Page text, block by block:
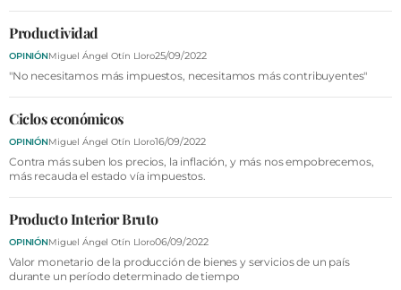
Productividad
OPINIÓNMiguel Ángel Otín Lloro25/09/2022
"No necesitamos más impuestos, necesitamos más contribuyentes"
Ciclos económicos
OPINIÓNMiguel Ángel Otín Lloro16/09/2022
Contra más suben los precios, la inflación, y más nos empobrecemos,
más recauda el estado vía impuestos.
Producto Interior Bruto
OPINIÓNMiguel Ángel Otín Lloro06/09/2022
Valor monetario de la producción de bienes y servicios de un país
durante un período determinado de tiempo